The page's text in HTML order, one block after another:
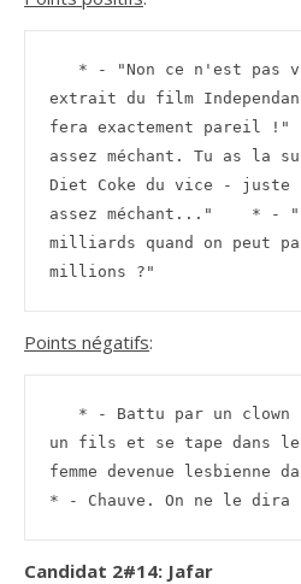
extrait du film
fera exactement pareil
assez méchant. Tu as la
Diet Coke du vice - juste
assez méchant..."    * -
milliards quand on peut
millions ?"
Points négatifs:
un fils et se tape dans les
femme devenue lesbienne
* - Chauve. On ne le dira
Candidat 2#14: Jafar